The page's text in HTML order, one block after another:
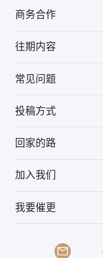
商务合作
往期内容
常见问题
投稿方式
回家的路
加入我们
我要催更